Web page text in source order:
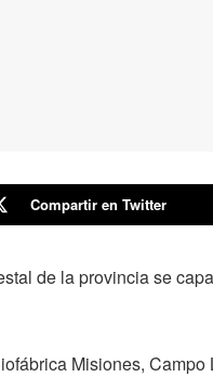
Compartir en Twitter
de la provincia se
Misiones, Campo